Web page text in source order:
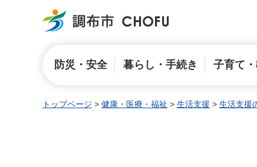
調布市
防災・安全 暮らし・手続き 子育て
トップページ > 健康・医療・福祉 > 生活支援 > 生活支援